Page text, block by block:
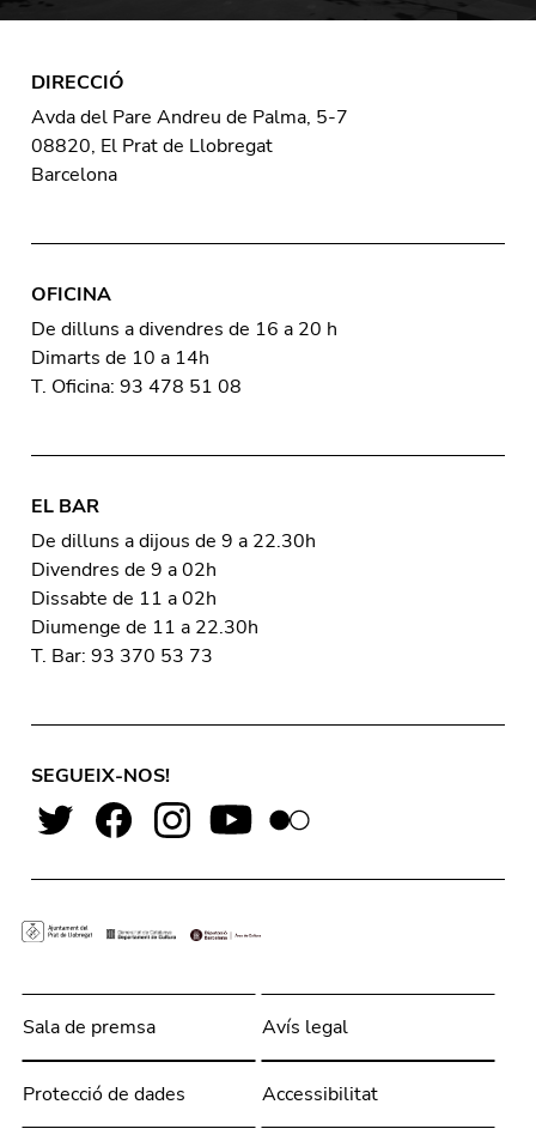
DIRECCIÓ
Avda del Pare Andreu de Palma, 5-7
08820, El Prat de Llobregat
Barcelona
OFICINA
De dilluns a divendres de 16 a 20 h
Dimarts de 10 a 14h
T. Oficina: 93 478 51 08
EL BAR
De dilluns a dijous de 9 a 22.30h
Divendres de 9 a 02h
Dissabte de 11 a 02h
Diumenge de 11 a 22.30h
T. Bar: 93 370 53 73
SEGUEIX-NOS!
Sala de premsa Avís legal
Protecció de dades Accessibilitat